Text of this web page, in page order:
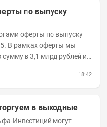
по выпуску
В рамках оферты мы
в 3,1 млрд рублей из
18:42
в выходные